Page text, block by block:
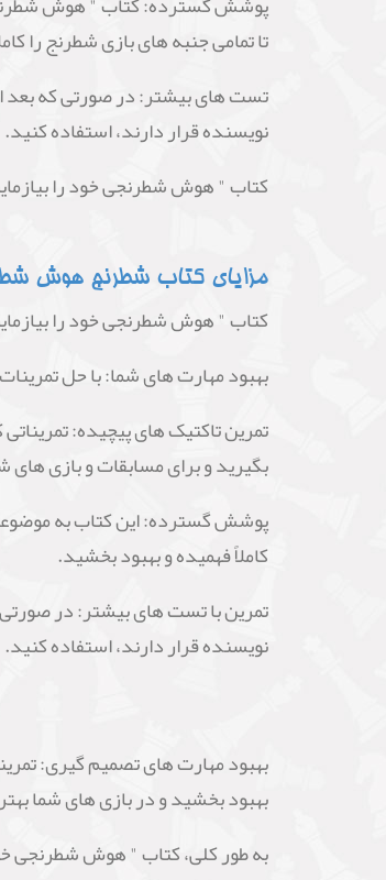
تا تمامی جنبه های بازی شطرنج را
تست های بیشتر: در صورتی که بعد
نویسنده قرار دارند، استفاده کنید.
کتاب " هوش شطرنجی خود را
مزایای کتاب شطرنج هوش
کتاب " هوش شطرنجی خود را
بهبود مهارت های شما: با حل
تمرین تاکتیک های پیچیده:
بگیرید و برای مسابقات و بازی
پوشش گسترده: این کتاب به
کاملاً فهمیده و بهبود بخشید.
تمرین با تست های بیشتر: در
نویسنده قرار دارند، استفاده کنید.
بهبود مهارت های تصمیم گیری:
بهبود بخشید و در بازی های شما
به طور کلی، کتاب " هوش شطرنجی